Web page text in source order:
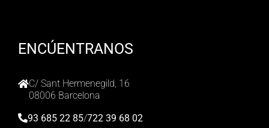
ENCÚENTRANOS
C/ Sant Hermenegild, 16
08006 Barcelona
93 685 22 85/722 39 68 02